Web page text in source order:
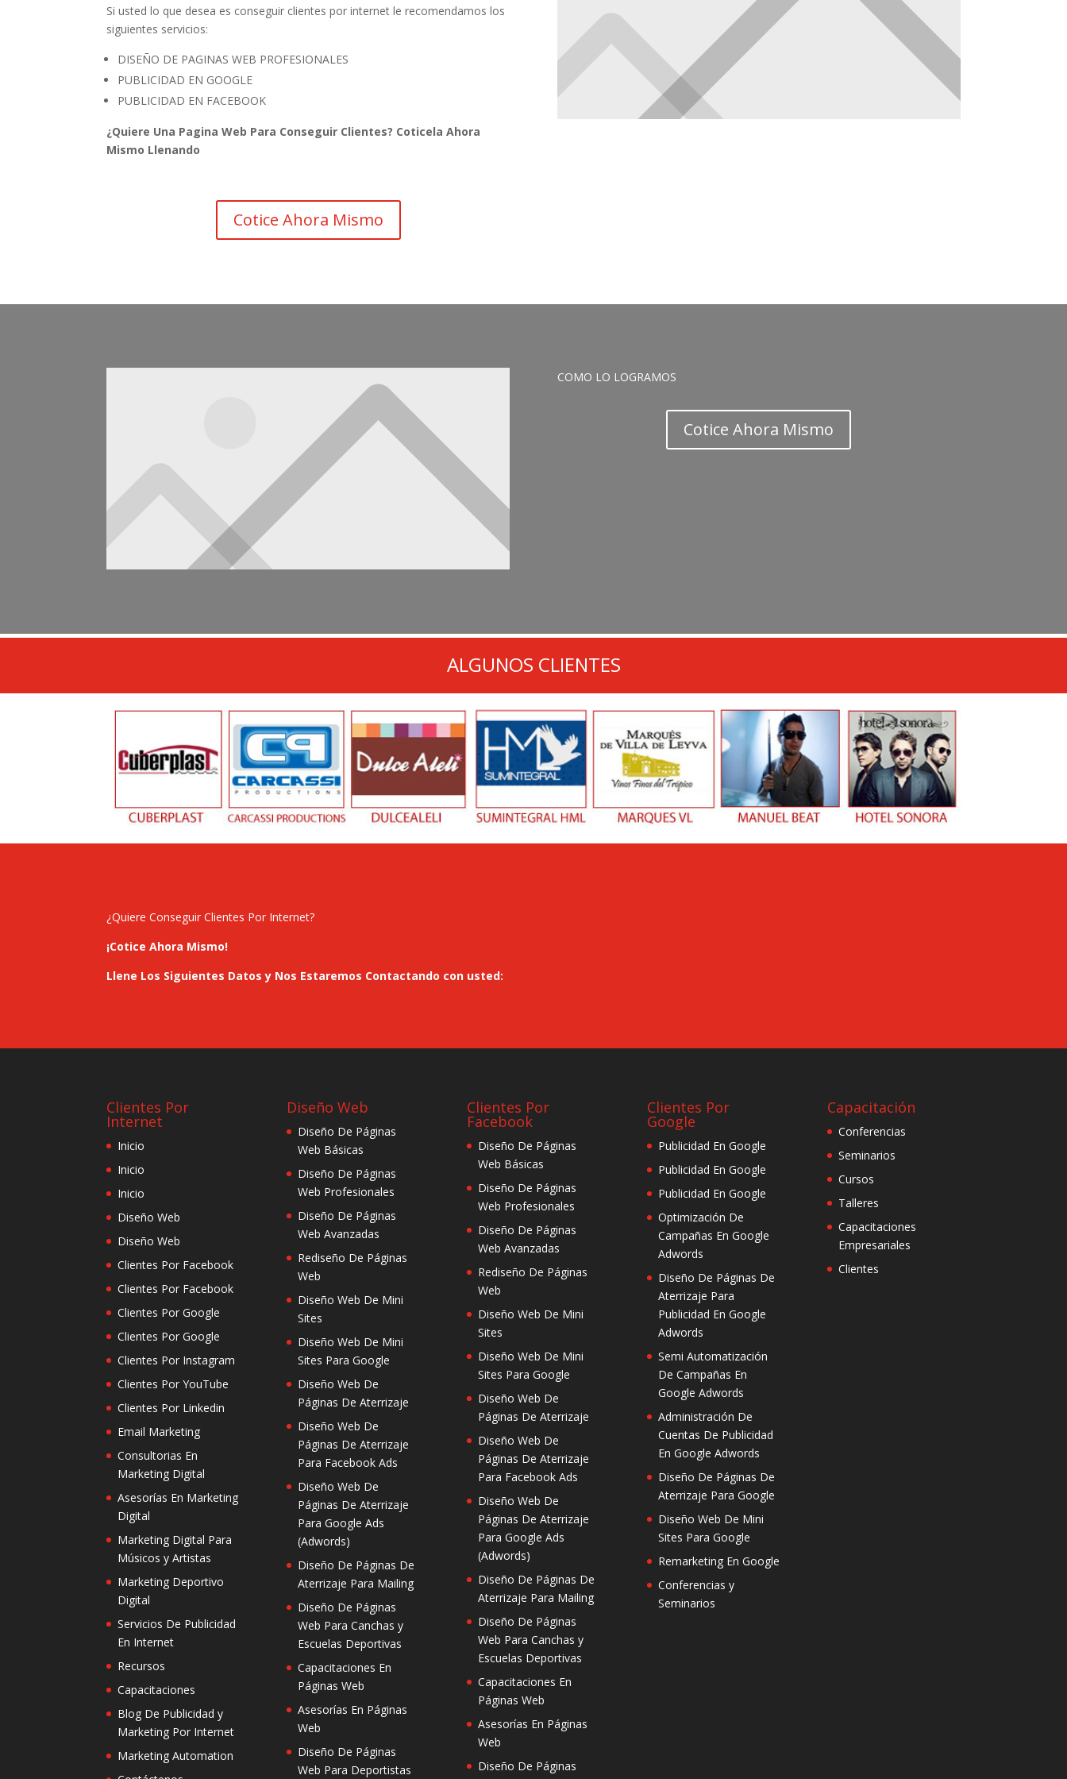
Si usted lo que desea es conseguir clientes por internet le recomendamos los
siguientes servicios:
DISEÑO DE PAGINAS WEB PROFESIONALES
PUBLICIDAD EN GOOGLE
PUBLICIDAD EN FACEBOOK
¿Quiere Una Pagina Web Para Conseguir Clientes? Coticela Ahora
Mismo Llenando
Cotice Ahora Mismo
COMO LO LOGRAMOS
Cotice Ahora Mismo
ALGUNOS CLIENTES
¿Quiere Conseguir Clientes Por Internet?
¡Cotice Ahora Mismo!
Llene Los Siguientes Datos y Nos Estaremos Contactando con usted:
Clientes Por
Internet
Inicio
Inicio
Inicio
Diseño Web
Diseño Web
Clientes Por Facebook
Clientes Por Facebook
Clientes Por Google
Clientes Por Google
Clientes Por Instagram
Clientes Por YouTube
Clientes Por Linkedin
Email Marketing
Consultorias En
Marketing Digital
Asesorías En Marketing
Digital
Marketing Digital Para
Músicos y Artistas
Marketing Deportivo
Digital
Servicios De Publicidad
En Internet
Recursos
Capacitaciones
Blog De Publicidad y
Marketing Por Internet
Marketing Automation
Diseño Web
Diseño De Páginas
Web Básicas
Diseño De Páginas
Web Profesionales
Diseño De Páginas
Web Avanzadas
Rediseño De Páginas
Web
Diseño Web De Mini
Sites
Diseño Web De Mini
Sites Para Google
Diseño Web De
Páginas De Aterrizaje
Diseño Web De
Páginas De Aterrizaje
Para Facebook Ads
Diseño Web De
Páginas De Aterrizaje
Para Google Ads
(Adwords)
Diseño De Páginas De
Aterrizaje Para Mailing
Diseño De Páginas
Web Para Canchas y
Escuelas Deportivas
Capacitaciones En
Páginas Web
Asesorías En Páginas
Web
Diseño De Páginas
Web Para Deportistas
Clientes Por
Facebook
Diseño De Páginas
Web Básicas
Diseño De Páginas
Web Profesionales
Diseño De Páginas
Web Avanzadas
Rediseño De Páginas
Web
Diseño Web De Mini
Sites
Diseño Web De Mini
Sites Para Google
Diseño Web De
Páginas De Aterrizaje
Diseño Web De
Páginas De Aterrizaje
Para Facebook Ads
Diseño Web De
Páginas De Aterrizaje
Para Google Ads
(Adwords)
Diseño De Páginas De
Aterrizaje Para Mailing
Diseño De Páginas
Web Para Canchas y
Escuelas Deportivas
Capacitaciones En
Páginas Web
Asesorías En Páginas
Web
Diseño De Páginas
Clientes Por
Google
Publicidad En Google
Publicidad En Google
Publicidad En Google
Optimización De
Campañas En Google
Adwords
Diseño De Páginas De
Aterrizaje Para
Publicidad En Google
Adwords
Semi Automatización
De Campañas En
Google Adwords
Administración De
Cuentas De Publicidad
En Google Adwords
Diseño De Páginas De
Aterrizaje Para Google
Diseño Web De Mini
Sites Para Google
Remarketing En Google
Conferencias y
Seminarios
Capacitación
Conferencias
Seminarios
Cursos
Talleres
Capacitaciones
Empresariales
Clientes